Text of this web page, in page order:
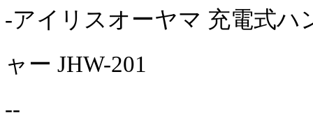
-アイリスオーヤマ 充電式ハ
ャー JHW-201
--